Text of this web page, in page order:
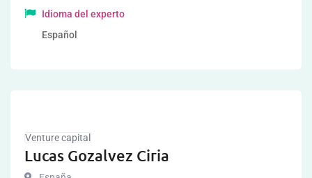
Idioma del experto
Español
Venture capital
Lucas Gozalvez Ciria